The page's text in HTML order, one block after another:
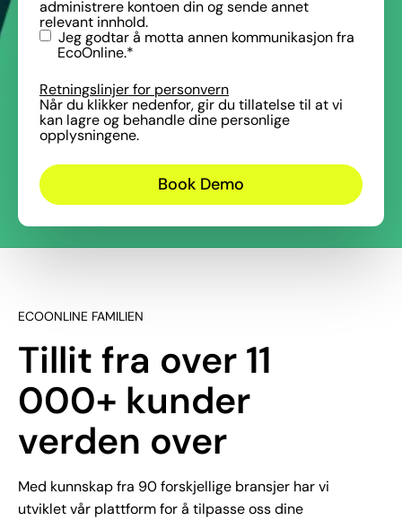
administrere kontoen din og sende annet
relevant innhold.
Jeg godtar å motta annen kommunikasjon fra
EcoOnline.*
Retningslinjer for personvern
Når du klikker nedenfor, gir du tillatelse til at vi
kan lagre og behandle dine personlige
opplysningene.
ECOONLINE FAMILIEN
Tillit fra over 11
000+ kunder
verden over
Med kunnskap fra 90 forskjellige bransjer har vi
utviklet vår plattform for å tilpasse oss dine